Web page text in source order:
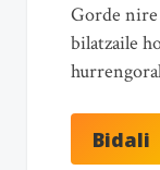
Gorde nire
bilatzaile